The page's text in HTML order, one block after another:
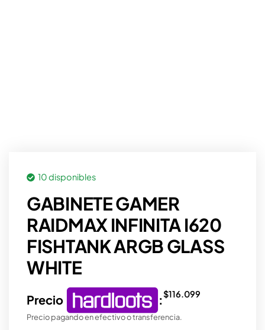
10 disponibles
GABINETE GAMER
RAIDMAX INFINITA I620
FISHTANK ARGB GLASS
WHITE
Precio :$116.099
Precio pagando en efectivo o transferencia.